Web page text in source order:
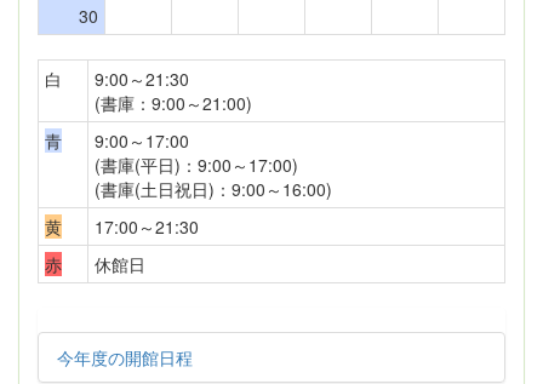
30
白
9:00～21:30
(書庫：9:00～21:00)
青
9:00～17:00
(書庫(平日)：9:00～17:00)
(書庫(土日祝日)：9:00～16:00)
黄
17:00～21:30
赤
休館日
今年度の開館日程